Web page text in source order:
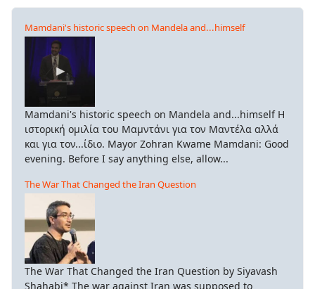
Mamdani's historic speech on Mandela and...himself
Mamdani's historic speech on Mandela and...himself Η
ιστορική ομιλία του Μαμντάνι για τον Μαντέλα αλλά
και για τον...ίδιο. Mayor Zohran Kwame Mamdani: Good
evening. Before I say anything else, allow...
The War That Changed the Iran Question
The War That Changed the Iran Question by Siyavash
Shahabi* The war against Iran was supposed to